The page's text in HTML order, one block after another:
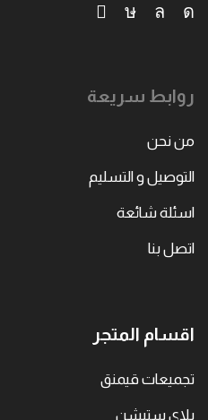
روابط سريعة
من نحن
التوصيل و التسليم
اسئلة شائعة
اتصل بنا
اقسام المتجر
تجميعات قيمنق
بلاي ستيشن